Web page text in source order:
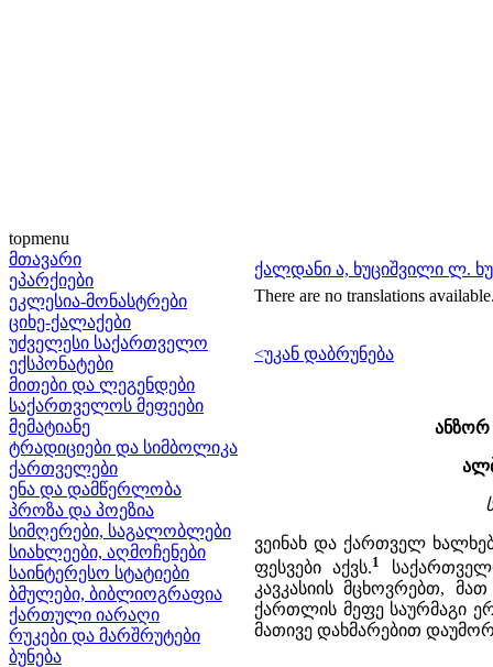
topmenu
მთავარი
ეპარქიები
ეკლესია-მონასტრები
ციხე-ქალაქები
უძველესი საქართველო
ექსპონატები
მითები და ლეგენდები
საქართველოს მეფეები
მემატიანე
ტრადიციები და სიმბოლიკა
ქართველები
ენა და დამწერლობა
პროზა და პოეზია
სიმღერები, საგალობლები
სიახლეები, აღმოჩენები
საინტერესო სტატიები
ბმულები, ბიბლიოგრაფია
ქართული იარაღი
რუკები და მარშრუტები
ბუნება
ქალდანი ა, ხუციშვილი ლ.
There are no translations
<უკან დაბრუნება
ანზორ
ვეინახ და ქართველ
ფესვები აქვს.1
კავკასიის მცხოვრებთ,
ქართლის მეფე საურმაგი
მათივე დახმარებით